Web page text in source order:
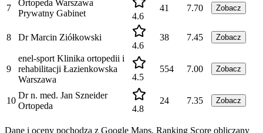
7
Ortopeda Warszawa
Prywatny Gabinet
4.6
41 7.70 Zobacz
8
Dr Marcin Ziółkowski
4.6
38 7.45 Zobacz
9
enel-sport Klinika ortopedii i
rehabilitacji Łazienkowska
Warszawa
4.5
554 7.00 Zobacz
10
Dr n. med. Jan Szneider
Ortopeda
4.8
24 7.35 Zobacz
Dane i oceny pochodzą z Google Maps. Ranking Score obliczany